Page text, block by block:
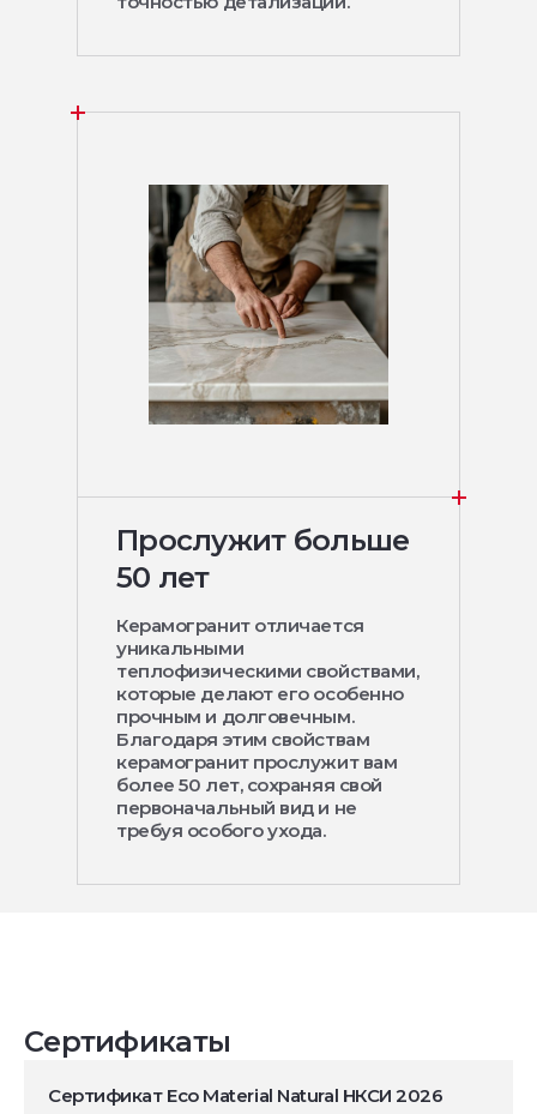
Прослужит больше
50 лет
Керамогранит отличается
уникальными
теплофизическими свойствами,
которые делают его особенно
прочным и долговечным.
Благодаря этим свойствам
керамогранит прослужит вам
более 50 лет, сохраняя свой
первоначальный вид и не
требуя особого ухода.
Сертификаты
Сертификат Eco Material Natural НКСИ 2026